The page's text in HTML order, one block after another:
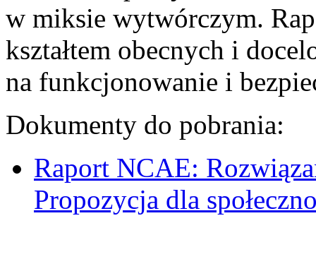
w miksie wytwórczym.
kształtem obecnych i
na funkcjonowanie i
Dokumenty do pobrania:
Raport NCAE:
Propozycja dla